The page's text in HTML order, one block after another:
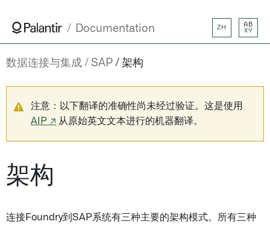
Documentation ZH
AB
XY
数据连接与集成 SAP 架构
注意：以下翻译的准确性尚未经过验证。这是使用
AIP ↗ 从原始英文文本进行的机器翻译。
架构
连接Foundry到SAP系统有三种主要的架构模式。所有三种